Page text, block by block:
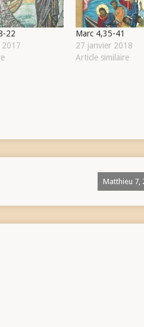
22
2017
Marc 4,35-41
27 janvier 2018
Article similaire
Matthieu 7,